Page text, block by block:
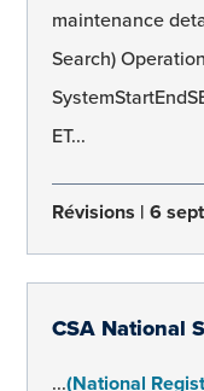
maintenance
Search)
ET...
Révisions 6
CSA National
...(National